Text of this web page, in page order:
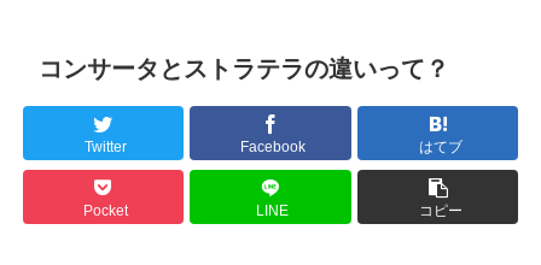
コンサータとストラテラの違いって？
Twitter Facebook はてブ
Pocket LINE コピー